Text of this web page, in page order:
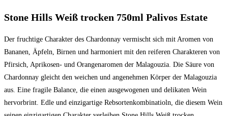
Stone Hills Weiß trocken 750ml Palivos Estate
Der fruchtige Charakter des Chardonnay vermischt sich mit Aromen von
Bananen, Äpfeln, Birnen und harmoniert mit den reiferen Charakteren von
Pfirsich, Aprikosen- und Orangenaromen der Malagouzia. Die Säure von
Chardonnay gleicht den weichen und angenehmen Körper der Malagouzia
aus. Eine fragile Balance, die einen ausgewogenen und delikaten Wein
hervorbrint. Edle und einzigartige Rebsortenkombinatioln, die diesem Wein